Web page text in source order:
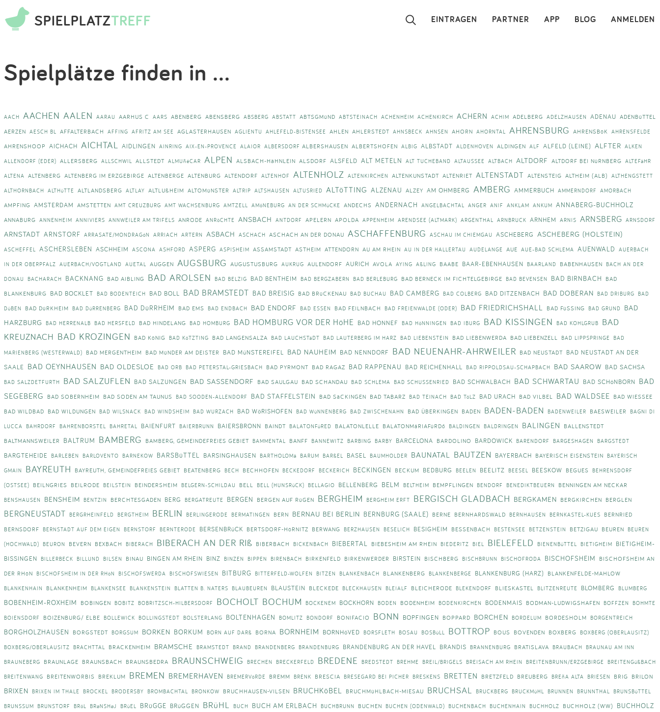
SPIELPLATZTREFF ANMELDEN
BLOG
APP
PARTNER
EINTRAGEN ×
App
Blog
Partner
Kontakt
Impressum
Anmelden
Spielplätze finden in ...
AACH AACHEN AALEN AARAU AARHUS C AARS ABENBERG ABENSBERG ABSBERG ABSTATT ABTSGMüND ABTSTEINACH ACHENHEIM ACHENKIRCH ACHERN ACHIM ADELBERG ADELZHAUSEN ADENAU ADENBüTTEL
AERZEN AESCH BL AFFALTERBACH AFFING AFRITZ AM SEE AGLASTERHAUSEN AGLIENTU AHLEFELD-BISTENSEE AHLEN AHLERSTEDT AHNSBECK AHNSEN AHORN AHORNTAL AHRENSBURG AHRENSBöK AHRENSFELDE
AHRENSHOOP AICHACH AICHTAL AIDLINGEN AINRING AIX-EN-PROVENCE ALAIOR ALBERSDORF ALBERSHAUSEN ALBERTSHOFEN ALBIG ALBSTADT ALDENHOVEN ALDINGEN ALF ALFELD (LEINE) ALFTER ALKEN
ALLENDORF (EDER) ALLERSBERG ALLSCHWIL ALLSTEDT ALMUñéCAR ALPEN ALSBACH-HäHNLEIN ALSDORF ALSFELD ALT METELN ALT TUCHEBAND ALTAUSSEE ALTBACH ALTDORF ALTDORF BEI NüRNBERG ALTEFäHR
ALTENA ALTENBERG ALTENBERG IM ERZGEBIRGE ALTENBERGE ALTENBURG ALTENDORF ALTENHOF ALTENHOLZ ALTENKIRCHEN ALTENKUNSTADT ALTENRIET ALTENSTADT ALTENSTEIG ALTHEIM (ALB) ALTHENGSTETT
ALTHORNBACH ALTHüTTE ALTLANDSBERG ALTLAY ALTLUßHEIM ALTOMüNSTER ALTRIP ALTSHAUSEN ALTUSRIED ALTöTTING ALZENAU ALZEY AM OHMBERG AMBERG AMMERBUCH AMMERNDORF AMORBACH
AMPFING AMSTERDAM AMSTETTEN AMT CREUZBURG AMT WACHSENBURG AMTZELL AMöNEBURG AN DER SCHMüCKE ANDECHS ANDERNACH ANGELBACHTAL ANGER ANIF ANKLAM ANKUM ANNABERG-BUCHHOLZ
ANNABURG ANNENHEIM ANNIVIERS ANNWEILER AM TRIFELS ANRODE ANRöCHTE ANSBACH ANTDORF APELERN APOLDA APPENHEIM ARENDSEE (ALTMARK) ARGENTHAL ARNBRUCK ARNHEM ARNIS ARNSBERG ARNSDORF
ARNSTADT ARNSTORF ARRASATE/MONDRAGóN ARRIACH ARTERN ASBACH ASCHACH ASCHACH AN DER DONAU ASCHAFFENBURG ASCHAU IM CHIEMGAU ASCHEBERG ASCHEBERG (HOLSTEIN)
ASCHEFFEL ASCHERSLEBEN ASCHHEIM ASCONA ASHFORD ASPERG ASPISHEIM ASSAMSTADT ASTHEIM ATTENDORN AU AM RHEIN AU IN DER HALLERTAU AUDELANGE AUE AUE-BAD SCHLEMA AUENWALD AUERBACH
IN DER OBERPFALZ AUERBACH/VOGTLAND AUETAL AUGGEN AUGSBURG AUGUSTUSBURG AUKRUG AULENDORF AURICH AVOLA AYING AßLING BAABE BAAR-EBENHAUSEN BAARLAND BABENHAUSEN BACH AN DER
DONAU BACHARACH BACKNANG BAD AIBLING BAD AROLSEN BAD BELZIG BAD BENTHEIM BAD BERGZABERN BAD BERLEBURG BAD BERNECK IM FICHTELGEBIRGE BAD BEVENSEN BAD BIRNBACH
BAD
BLANKENBURG BAD BOCKLET BAD BODENTEICH BAD BOLL BAD BRAMSTEDT BAD BREISIG BAD BRüCKENAU BAD BUCHAU BAD CAMBERG BAD COLBERG BAD DITZENBACH BAD DOBERAN BAD DRIBURG BAD
DüBEN BAD DüRKHEIM BAD DüRRENBERG BAD DüRRHEIM BAD EMS BAD ENDBACH BAD ENDORF BAD ESSEN BAD FEILNBACH BAD FREIENWALDE (ODER) BAD FRIEDRICHSHALL BAD FüSSING BAD GRUND
BAD
HARZBURG
BAD HERRENALB BAD HERSFELD BAD HINDELANG BAD HOMBURG BAD HOMBURG VOR DER HöHE BAD HONNEF BAD HöNNINGEN BAD IBURG BAD KISSINGEN BAD KOHLGRUB
BAD
KREUZNACH BAD KROZINGEN BAD KöNIG BAD KöTZTING BAD LANGENSALZA BAD LAUCHSTäDT BAD LAUTERBERG IM HARZ BAD LIEBENSTEIN BAD LIEBENWERDA BAD LIEBENZELL BAD LIPPSPRINGE BAD
MARIENBERG (WESTERWALD) BAD MERGENTHEIM BAD MüNDER AM DEISTER BAD MüNSTEREIFEL BAD NAUHEIM BAD NENNDORF BAD NEUENAHR-AHRWEILER BAD NEUSTADT BAD NEUSTADT AN DER
SAALE
BAD OEYNHAUSEN BAD OLDESLOE BAD ORB BAD PETERSTAL-GRIESBACH BAD PYRMONT BAD RAGAZ BAD RAPPENAU BAD REICHENHALL BAD RIPPOLDSAU-SCHAPBACH BAD SAAROW BAD SACHSA
BAD SALZDETFURTH BAD SALZUFLEN BAD SALZUNGEN BAD SASSENDORF BAD SAULGAU BAD SCHANDAU BAD SCHLEMA BAD SCHUSSENRIED BAD SCHWALBACH BAD SCHWARTAU BAD SCHöNBORN BAD
SEGEBERG
BAD SOBERNHEIM BAD SODEN AM TAUNUS BAD SOODEN-ALLENDORF BAD STAFFELSTEIN BAD SäCKINGEN BAD TABARZ BAD TEINACH BAD TöLZ BAD URACH BAD VILBEL BAD WALDSEE BAD WIESSEE
BAD WILDBAD BAD WILDUNGEN BAD WILSNACK BAD WINDSHEIM BAD WURZACH BAD WöRISHOFEN BAD WüNNENBERG BAD ZWISCHENAHN BAD ÜBERKINGEN BADEN BADEN-BADEN BADENWEILER BAESWEILER BAGNI DI
LUCCA BAHRDORF BAHRENBORSTEL BAHRETAL BAIENFURT BAIERBRUNN BAIERSBRONN BAINDT BALATONFüRED BALATONLELLE BALATONMáRIAFüRDő BALDINGEN BALDRINGEN BALINGEN
BALLENSTEDT
BALTMANNSWEILER
BALTRUM BAMBERG BAMBERG, GEMEINDEFREIES GEBIET BAMMENTAL BANFF BANNEWITZ BARBING BARBY BARCELONA BARDOLINO BARDOWICK BARENDORF BARGESHAGEN BARGSTEDT
BARGTEHEIDE BARLEBEN BARLOVENTO BARNEKOW BARSBüTTEL BARSINGHAUSEN BARTHOLOMä BARUM BARßEL BASEL BAUMHOLDER BAUNATAL BAUTZEN BAYERBACH BAYERISCH EISENSTEIN BAYERISCH
GMAIN BAYREUTH BAYREUTH, GEMEINDEFREIES GEBIET BEATENBERG BECH BECHHOFEN BECKEDORF BECKERICH BECKINGEN BECKUM BEDBURG BEELEN BEELITZ BEESEL BEESKOW BEGUES BEHRENSDORF
(OSTSEE) BEILNGRIES BEILRODE BEILSTEIN BEINDERSHEIM BELGERN-SCHILDAU BELL BELL (HUNSRüCK) BELLAGIO BELLENBERG BELM BELTHEIM BEMPFLINGEN BENDORF BENEDIKTBEUERN BENNINGEN AM NECKAR
BENSHAUSEN BENSHEIM BENTZIN BERCHTESGADEN BERG BERGATREUTE BERGEN BERGEN AUF RüGEN BERGHEIM BERGHEIM ERFT BERGISCH GLADBACH BERGKAMEN BERGKIRCHEN BERGLEN
BERGNEUSTADT BERGRHEINFELD BERGTHEIM BERLIN BERLINGERODE BERMATINGEN BERN BERNAU BEI BERLIN BERNBURG (SAALE) BERNE BERNHARDSWALD BERNHAUSEN BERNKASTEL-KUES
BERNRIED
BERNSDORF
BERNSTADT AUF DEM EIGEN BERNSTORF BERNTERODE BERSENBRüCK BERTSDORF-HöRNITZ BERWANG BERZHAUSEN BESELICH BESIGHEIM BESSENBACH BESTENSEE BETZENSTEIN BETZIGAU BEUREN BEUREN
(HOCHWALD) BEURON BEVERN BEXBACH BIBERACH BIBERACH AN DER RIß BIBERBACH BICKENBACH BIEBERTAL BIEBESHEIM AM RHEIN BIEDERITZ BIEL BIELEFELD BIENENBüTTEL BIETIGHEIM
BIETIGHEIM-
BISSINGEN
BILLERBECK BILLUND BILSEN BINAU BINGEN AM RHEIN BINZ BINZEN BIPPEN BIRENBACH BIRKENFELD BIRKENWERDER BIRSTEIN BISCHBERG BISCHBRUNN BISCHOFRODA BISCHOFSHEIM
BISCHOFSHEIM AN
DER RHöN
BISCHOFSHEIM IN DER RHöN BISCHOFSWERDA BISCHOFSWIESEN BITBURG BITTERFELD-WOLFEN BITZEN BLANKENBACH BLANKENBERG BLANKENBERGE BLANKENBURG (HARZ) BLANKENFELDE-MAHLOW
BLANKENHAIN BLANKENHEIM BLANKENSEE BLANKENSTEIN BLATTEN B. NATERS BLAUBEUREN BLAUSTEIN BLECKEDE BLECKHAUSEN BLEIALF BLEICHERODE BLEKENDORF BLIESKASTEL BLITZENREUTE BLOMBERG BLUMBERG
BOBENHEIM-ROXHEIM BOBINGEN BOBITZ BOBRITZSCH-HILBERSDORF BOCHOLT BOCHUM BOCKENEM BOCKHORN BODEN BODENHEIM BODENKIRCHEN BODENMAIS BODMAN-LUDWIGSHAFEN BOFFZEN BOHMTE
BOIENSDORF BOIZENBURG/ ELBE BOLLEWICK BOLLINGSTEDT BOLSTERLANG BOLTENHAGEN BOMLITZ BONDORF BONIFACIO BONN BOPFINGEN BOPPARD BORCHEN BORDELUM BORDESHOLM BORGENTREICH
BORGHOLZHAUSEN BORGSTEDT BORGSUM BORKEN BORKUM BORN AUF DARß BORNA BORNHEIM BORNHöVED BORSFLETH BOSAU BOSBüLL BOTTROP BOUS BOVENDEN BOXBERG BOXBERG (OBERLAUSITZ)
BOXBERG/OBERLAUSITZ BRACHTTAL BRACKENHEIM BRAMSCHE BRAMSTEDT BRAND BRANDENBERG BRANDENBURG BRANDENBURG AN DER HAVEL BRANDIS BRANNENBURG BRATISLAVA BRAUBACH BRAUNAU AM INN
BRAUNEBERG BRAUNLAGE BRAUNSBACH BRAUNSBEDRA BRAUNSCHWEIG BRECHEN BRECKERFELD BREDENE BREDSTEDT BREHME BREIL/BRIGELS BREISACH AM RHEIN BREITENBRUNN/ERZGEBIRGE BREITENGüßBACH
BREITENWANG BREITENWORBIS BREKLUM BREMEN BREMERHAVEN BREMERVöRDE BREMM BRENK BRESCIA BRESEGARD BEI PICHER BRESKENS BRETTEN BRETZFELD BREUBERG BREñA ALTA BRIESEN BRIG BRILON
BRIXEN BRIXEN IM THALE BROCKEL BRODERSBY BROMBACHTAL BRONKOW BRUCHHAUSEN-VILSEN BRUCHKöBEL BRUCHMüHLBACH-MIESAU BRUCHSAL BRUCKBERG BRUCKMüHL BRUNNEN BRUNNTHAL BRUNSBüTTEL
BRUNSSUM BRUNSTORF BRöL BRøNSHøJ BRüEL BRüGGE BRüGGEN BRüHL BUCH BUCH AM ERLBACH BUCHBRUNN BUCHEN BUCHEN (ODENWALD) BUCHENBACH BUCHENHAIN BUCHHOLZ BUCHHOLZ (WW)
BUCHHOLZ